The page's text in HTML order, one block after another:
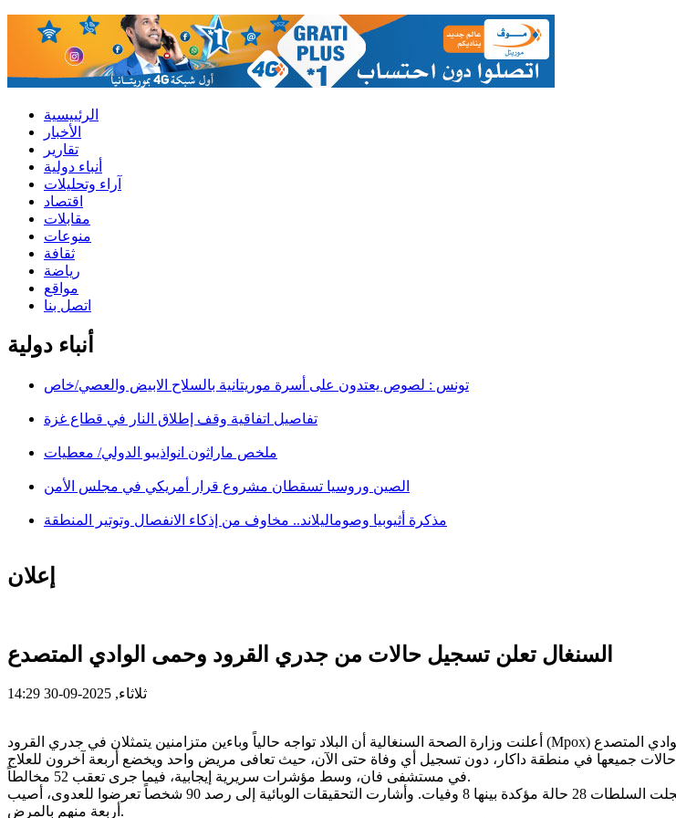
الرئييسية
الأخبار
تقارير
أنباء دولية
آراء وتحليلات
اقتصاد
مقابلات
منوعات
ثقافة
رياضة
مواقع
اتصل بنا
أنباء دولية
تونس : لصوص يعتدون على أسرة موريتانية بالسلاح الابيض والعصي/خاص
تفاصيل اتفاقية وقف إطلاق النار في قطاع غزة
ملخص ماراثون انواذيبو الدولي/ معطيات
الصين وروسيا تسقطان مشروع قرار أمريكي في مجلس الأمن
مذكرة أثيوبيا وصوماليلاند.. مخاوف من إذكاء الانفصال وتوتير المنطقة
إعلان
السنغال تعلن تسجيل حالات من جدري القرود وحمى الوادي المتصدع
ثلاثاء, 2025-09-30 14:29
وأوضح البيان أنه منذ تسجيل أول إصابة بجدري القرود في 22 أغسطس الماضي، تم تأكيد 5 حالات جميعها في منطقة داكار، دون تسجيل أي وفاة حتى الآن، حيث تعافى مريض واحد ويخضع أربعة آخرون للعلاج
في مستشفى فان، وسط مؤشرات سريرية إيجابية، فيما جرى تعقب 52 مخالطاً.
وبخصوص حمى الوادي المتصدع، التي ظهرت في منطقة سانت لويس يوم 21 سبتمبر، سجلت السلطات 28 حالة مؤكدة بينها 8 وفيات. وأشارت التحقيقات الوبائية إلى رصد 90 شخصاً تعرضوا للعدوى، أصيب
أربعة منهم بالمرض.